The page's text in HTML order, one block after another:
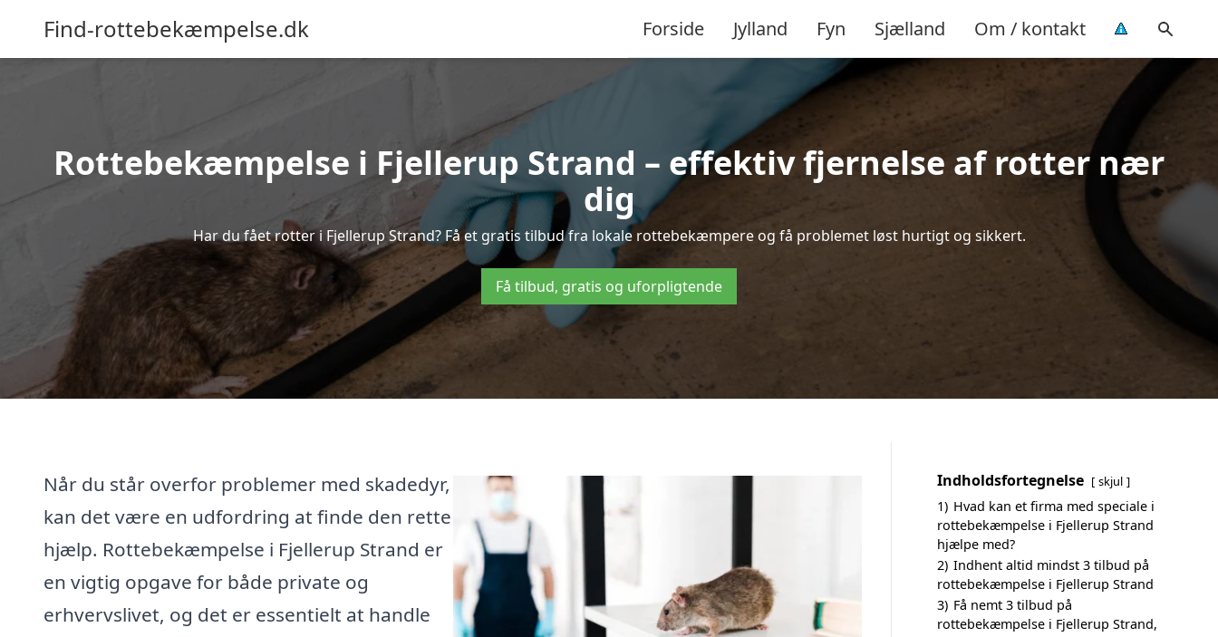
Find-rottebekæmpelse.dk Forside Jylland Fyn Sjælland Om / kontakt
Rottebekæmpelse i Fjellerup Strand – effektiv fjernelse af rotter nær
dig
Har du fået rotter i Fjellerup Strand? Få et gratis tilbud fra lokale rottebekæmpere og få problemet løst hurtigt og sikkert.
Få tilbud, gratis og uforpligtende
Når du står overfor problemer med skadedyr,
kan det være en udfordring at finde den rette
hjælp. Rottebekæmpelse i Fjellerup Strand er
en vigtig opgave for både private og
erhvervslivet, og det er essentielt at handle
Indholdsfortegnelse skjul
1) Hvad kan et firma med speciale i
rottebekæmpelse i Fjellerup Strand
hjælpe med?
2) Indhent altid mindst 3 tilbud på
rottebekæmpelse i Fjellerup Strand
3) Få nemt 3 tilbud på
rottebekæmpelse i Fjellerup Strand,